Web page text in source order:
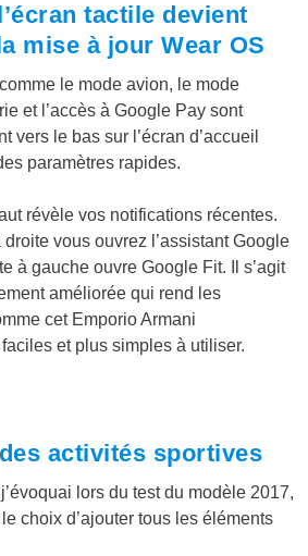
tactile devient
mise à jour Wear OS
le mode avion, le mode
et l’accès à Google Pay sont
vers le bas sur l’écran d’accueil
paramètres rapides.
révèle vos notifications récentes.
vous ouvrez l’assistant Google
à gauche ouvre Google Fit. Il s’agit
améliorée qui rend les
cet Emporio Armani
et plus simples à utiliser.
activités sportives
lors du test du modèle 2017,
choix d’ajouter tous les éléments